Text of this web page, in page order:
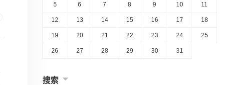
5 6 7 8 9 10 11
12 13 14 15 16 17 18
19 20 21 22 23 24 25
26 27 28 29 30 31
搜索